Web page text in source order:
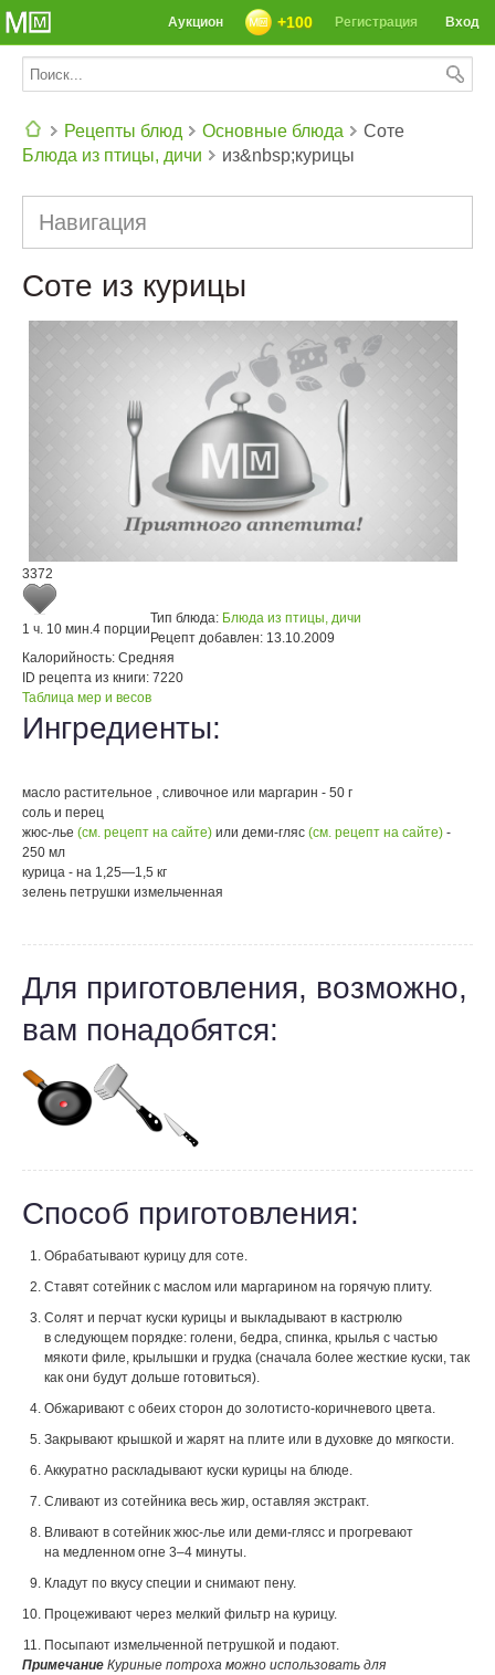
Вход
Регистрация
+100
Аукцион
Рецепты блюд
Основные блюда
Блюда из птицы, дичи
Соте
из&nbsp;курицы
Навигация
Соте из курицы
3372
1 ч. 10 мин.4 порции
Тип блюда: Блюда из птицы, дичи
Рецепт добавлен: 13.10.2009
Калорийность: Средняя
ID рецепта из книги: 7220
Таблица мер и весов
Ингредиенты:
масло растительное , сливочное или маргарин - 50 г
соль и перец
жюс-лье (см. рецепт на сайте) или деми-гляс (см. рецепт на сайте) -
250 мл
курица - на 1,25—1,5 кг
зелень петрушки измельченная
Для приготовления, возможно,
вам понадобятся:
Способ приготовления:
Обрабатывают курицу для соте.
Ставят сотейник с маслом или маргарином на горячую плиту.
Солят и перчат куски курицы и выкладывают в кастрюлю
в следующем порядке: голени, бедра, спинка, крылья с частью
мякоти филе, крылышки и грудка (сначала более жесткие куски, так
как они будут дольше готовиться).
Обжаривают с обеих сторон до золотисто-коричневого цвета.
Закрывают крышкой и жарят на плите или в духовке до мягкости.
Аккуратно раскладывают куски курицы на блюде.
Сливают из сотейника весь жир, оставляя экстракт.
Вливают в сотейник жюс-лье или деми-глясс и прогревают
на медленном огне 3–4 минуты.
Кладут по вкусу специи и снимают пену.
Процеживают через мелкий фильтр на курицу.
Посыпают измельченной петрушкой и подают.
Примечание Куриные потроха можно использовать для